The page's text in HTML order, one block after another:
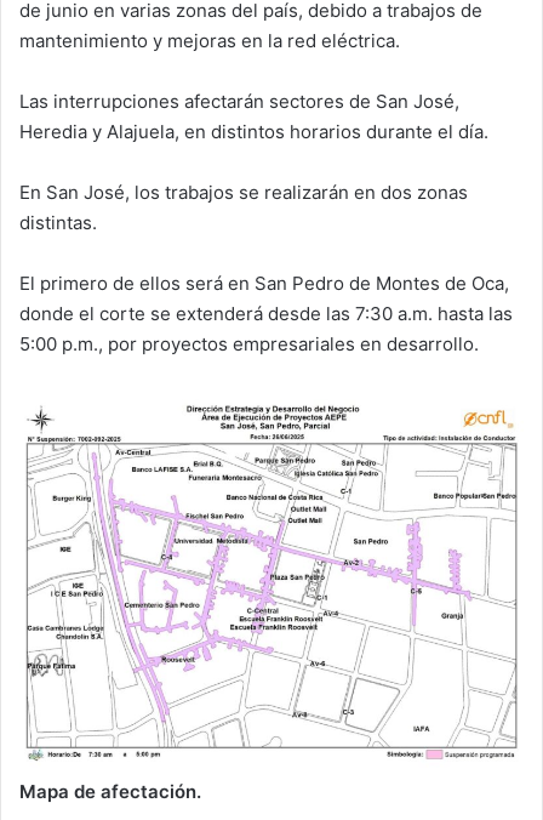
de junio en varias zonas del país, debido a trabajos de
mantenimiento y mejoras en la red eléctrica.
Las interrupciones afectarán sectores de San José,
Heredia y Alajuela, en distintos horarios durante el día.
En San José, los trabajos se realizarán en dos zonas
distintas.
El primero de ellos será en San Pedro de Montes de Oca,
donde el corte se extenderá desde las 7:30 a.m. hasta las
5:00 p.m., por proyectos empresariales en desarrollo.
Mapa de afectación.